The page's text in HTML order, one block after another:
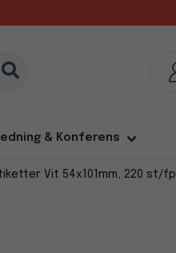
& Konferens
Vit 54x101mm, 220 st/fp